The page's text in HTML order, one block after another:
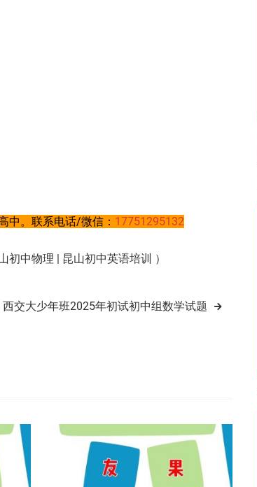
中。联系电话/微信： 17751295132
中物理 | 昆山初中英语培训 ）
西交大少年班2025年初试初中组数学试题